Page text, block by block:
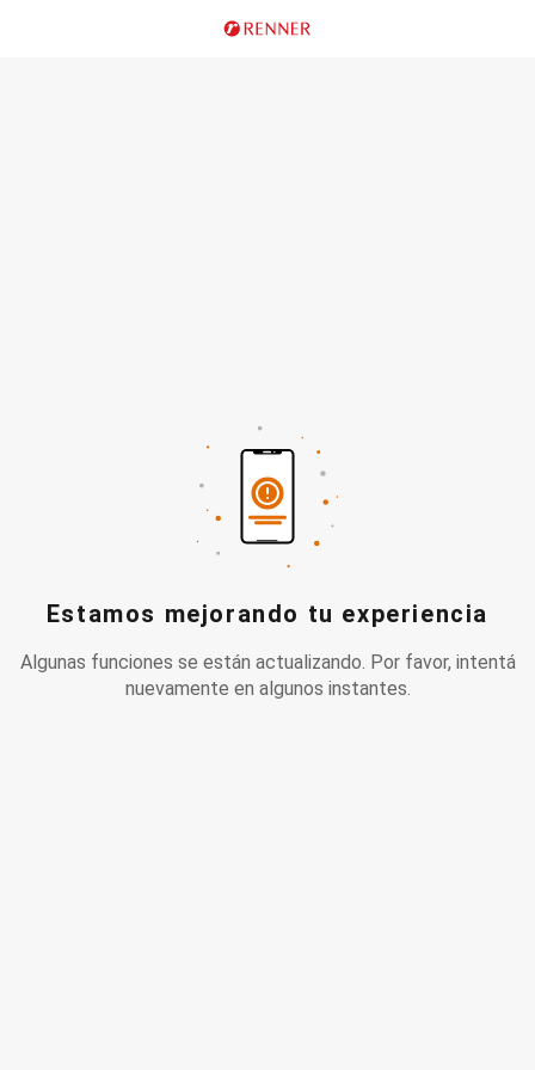
Estamos mejorando tu experiencia
Algunas funciones se están actualizando. Por favor, intentá
nuevamente en algunos instantes.